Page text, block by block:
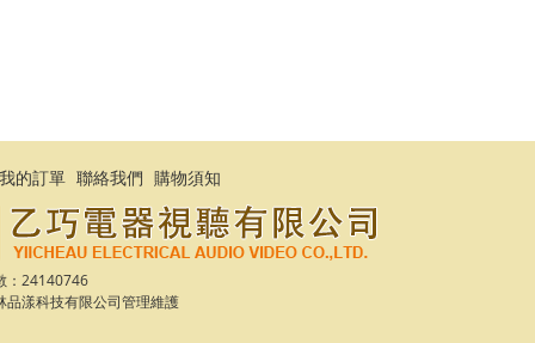
我的訂單 聯絡我們 購物須知
：24140746
品漾科技有限公司管理維護